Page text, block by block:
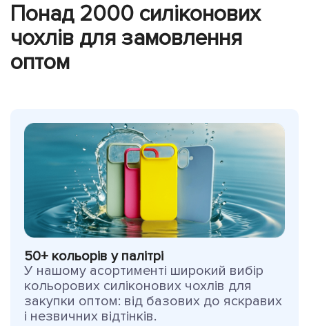
Понад 2000 силіконових
чохлів для замовлення
оптом
50+ кольорів у палітрі
У нашому асортименті широкий вибір
кольорових силіконових чохлів для
закупки оптом: від базових до яскравих
і незвичних відтінків.